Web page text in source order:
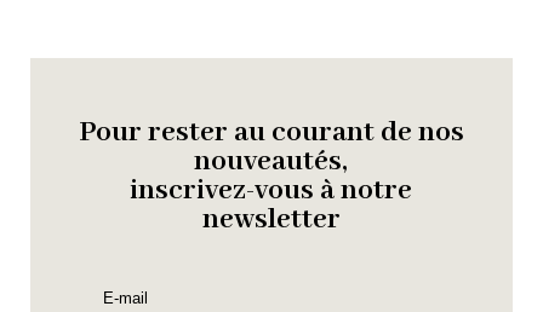
Pour rester au courant de nos
nouveautés,
inscrivez-vous à notre
newsletter